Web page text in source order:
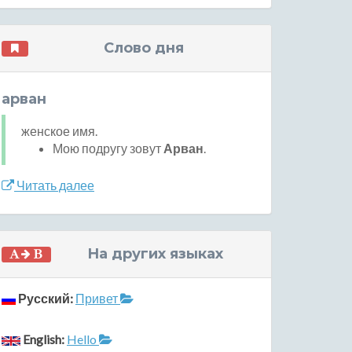
Слово дня
арван
женское имя.
Мою подругу зовут Арван.
Читать далее
На других языках
Русский: Привет
English: Hello